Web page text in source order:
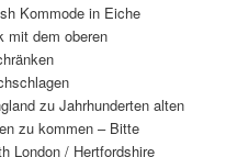
Kommode in Eiche
mit dem oberen
zu Jahrhunderten alten
zu kommen – Bitte
London / Hertfordshire